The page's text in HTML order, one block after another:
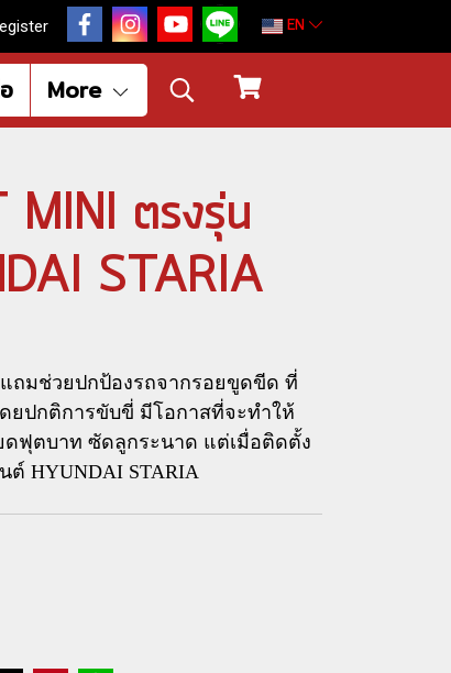
EN
More
ตรงรุ่น
STARIA
ถมช่วยปกป้องรถจากรอยขูดขีด ที่
ยปกติการขับขี่ มีโอกาสที่จะทำให้
ดฟุตบาท ซัดลูกระนาด แต่เมื่อติดตั้ง
ต์ HYUNDAI STARIA